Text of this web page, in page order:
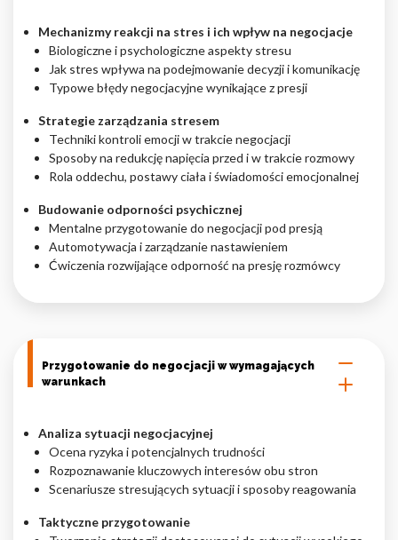
Mechanizmy reakcji na stres i ich wpływ na negocjacje
Biologiczne i psychologiczne aspekty stresu
Jak stres wpływa na podejmowanie decyzji i komunikację
Typowe błędy negocjacyjne wynikające z presji
Strategie zarządzania stresem
Techniki kontroli emocji w trakcie negocjacji
Sposoby na redukcję napięcia przed i w trakcie rozmowy
Rola oddechu, postawy ciała i świadomości emocjonalnej
Budowanie odporności psychicznej
Mentalne przygotowanie do negocjacji pod presją
Automotywacja i zarządzanie nastawieniem
Ćwiczenia rozwijające odporność na presję rozmówcy
Przygotowanie do negocjacji w wymagających
warunkach
Analiza sytuacji negocjacyjnej
Ocena ryzyka i potencjalnych trudności
Rozpoznawanie kluczowych interesów obu stron
Scenariusze stresujących sytuacji i sposoby reagowania
Taktyczne przygotowanie
Nieklasyfikowane pliki cookie, to pliki, które są w procesie
klasyfikowania, wraz z dostawcami poszczególnych ciasteczek.
Zapisz moje preferencje
Akceptuj wszystko